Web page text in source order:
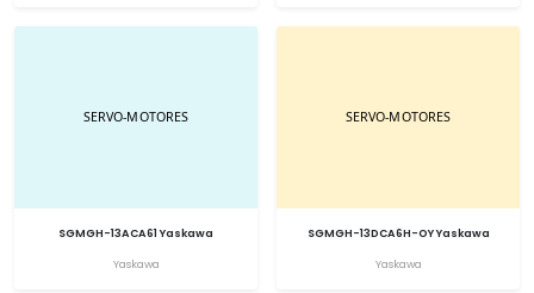
SGMGH-13ACA61 Yaskawa
Yaskawa
SGMGH-13DCA6H-OY Yaskawa
Yaskawa